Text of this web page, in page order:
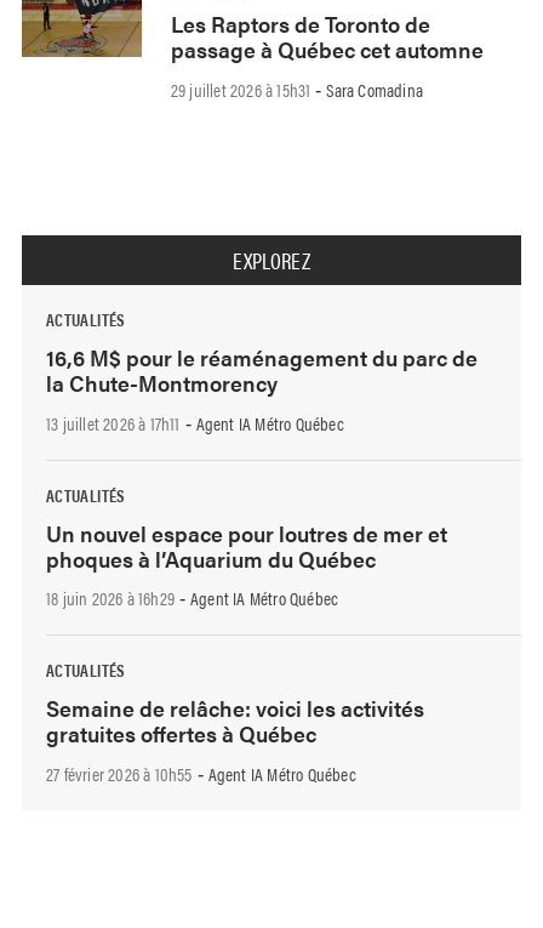
Les Raptors de Toronto de
passage à Québec cet automne
29 juillet 2026 à 15h31 -Sara Comadina
EXPLOREZ
ACTUALITÉS
16,6 M$ pour le réaménagement du parc de
la Chute-Montmorency
13 juillet 2026 à 17h11 - Agent IA Métro Québec
ACTUALITÉS
Un nouvel espace pour loutres de mer et
phoques à l’Aquarium du Québec
18 juin 2026 à 16h29 - Agent IA Métro Québec
ACTUALITÉS
Semaine de relâche: voici les activités
gratuites offertes à Québec
27 février 2026 à 10h55 - Agent IA Métro Québec